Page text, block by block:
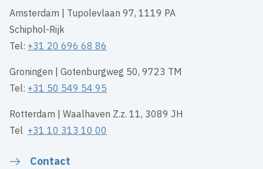
Amsterdam | Tupolevlaan 97, 1119 PA
Schiphol-Rijk
Tel: +31 20 696 68 86
Groningen | Gotenburgweg 50, 9723 TM
Tel: +31 50 549 54 95
Rotterdam | Waalhaven Z.z. 11, 3089 JH
Tel +31 10 313 10 00
Contact